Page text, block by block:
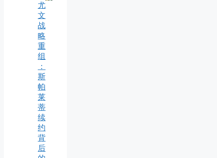
尤
文
战
略
重
组
：
斯
帕
莱
蒂
续
约
背
后